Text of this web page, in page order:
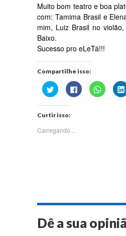
Muito bom teatro e boa
com: Tamima Brasil e
mim, Luiz Brasil no
Baixo.
Sucesso pro eLeTá!!!
Compartilhe isso:
Clique
para
compartilhar
no
Twitter(abre
em
janela)
Clique
para
compartilhar
Clique
para
Curtir isso:
Carregando...
Dê a sua